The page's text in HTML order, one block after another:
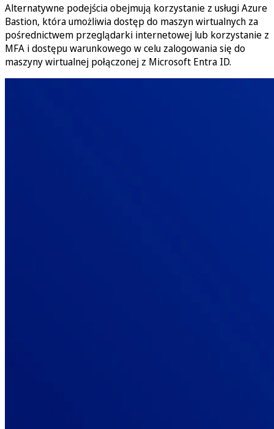
Alternatywne podejścia obejmują korzystanie z usługi Azure
Bastion, która umożliwia dostęp do maszyn wirtualnych za
pośrednictwem przeglądarki internetowej lub korzystanie z
MFA i dostępu warunkowego w celu zalogowania się do
maszyny wirtualnej połączonej z Microsoft Entra ID.